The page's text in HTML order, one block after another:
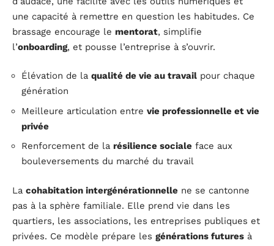
une capacité à remettre en question les habitudes. Ce
brassage encourage le mentorat, simplifie
l’onboarding, et pousse l’entreprise à s’ouvrir.
Élévation de la qualité de vie au travail pour chaque
génération
Meilleure articulation entre vie professionnelle et vie
privée
Renforcement de la résilience sociale face aux
bouleversements du marché du travail
La cohabitation intergénérationnelle ne se cantonne
pas à la sphère familiale. Elle prend vie dans les
quartiers, les associations, les entreprises publiques et
privées. Ce modèle prépare les générations futures à